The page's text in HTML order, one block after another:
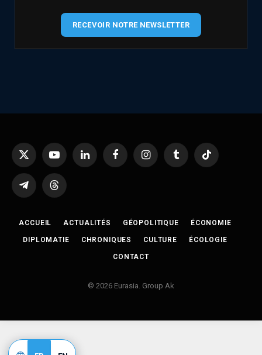
RECEVOIR NOTRE NEWSLETTER
X
YouTubeLinkedIn FacebookInstagramTumblr TikTok
TelegramThreads
ACCUEIL ACTUALITÉS GÉOPOLITIQUE ÉCONOMIE
DIPLOMATIE CHRONIQUES CULTURE ÉCOLOGIE
CONTACT
© 2026 Eurasia. Group Ak